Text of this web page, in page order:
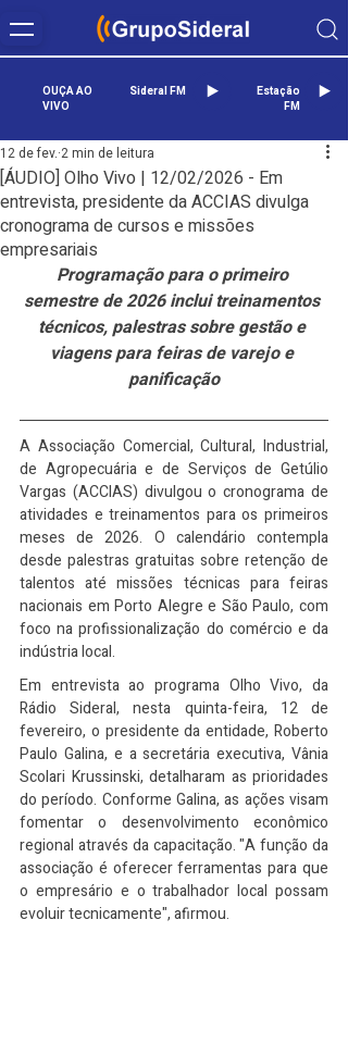
OUÇA AO
VIVO
Sideral FM
Estação
FM
[ÁUDIO] Olho Vivo | 12/02/2026 - Em
entrevista, presidente da ACCIAS divulga
cronograma de cursos e missões
empresariais
12 de fev. 2 min de leitura
Programação para o primeiro
semestre de 2026 inclui treinamentos
técnicos, palestras sobre gestão e
viagens para feiras de varejo e
panificação
A Associação Comercial, Cultural, Industrial,
de Agropecuária e de Serviços de Getúlio
Vargas (ACCIAS) divulgou o cronograma de
atividades e treinamentos para os primeiros
meses de 2026. O calendário contempla
desde palestras gratuitas sobre retenção de
talentos até missões técnicas para feiras
nacionais em Porto Alegre e São Paulo, com
foco na profissionalização do comércio e da
indústria local.
Em entrevista ao programa Olho Vivo, da
Rádio Sideral, nesta quinta-feira, 12 de
fevereiro, o presidente da entidade, Roberto
Paulo Galina, e a secretária executiva, Vânia
Scolari Krussinski, detalharam as prioridades
do período. Conforme Galina, as ações visam
fomentar o desenvolvimento econômico
regional através da capacitação. "A função da
associação é oferecer ferramentas para que
o empresário e o trabalhador local possam
evoluir tecnicamente", afirmou.